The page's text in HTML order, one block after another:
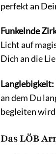
perfekt an
Funkelnde
Licht auf
Dich an die
Langlebigkeit:
an dem Du
begleiten
Das LÖB